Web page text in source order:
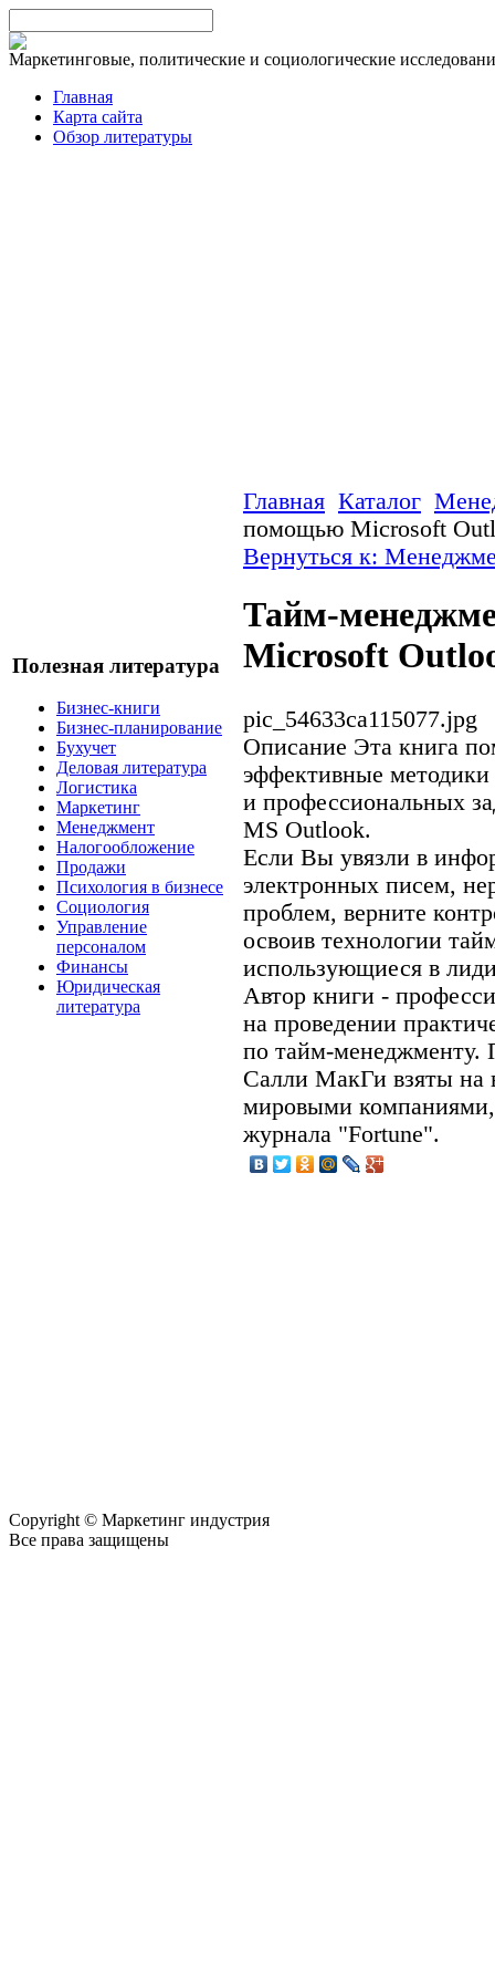
Маркетинговые, политические и социологические
Главная
Карта сайта
Обзор литературы
Полезная литература
Бизнес-книги
Бизнес-планирование
Бухучет
Деловая литература
Логистика
Маркетинг
Менеджмент
Налогообложение
Продажи
Психология в бизнесе
Социология
Управление
персоналом
Финансы
Юридическая
литература
Главная Каталог
помощью Microsoft
Вернуться к:
Тайм-
Microsoft
pic_54633ca115077.jpg
Описание Эта книга
эффективные
и профессиональных
MS Outlook.
Если Вы увязли в
электронных писем,
проблем, верните
освоив технологии
использующиеся в
Автор книги -
на проведении
по тайм-менеджменту.
Салли МакГи взяты на
мировыми
журнала "Fortune".
Copyright © Маркетинг индустрия
Все права защищены